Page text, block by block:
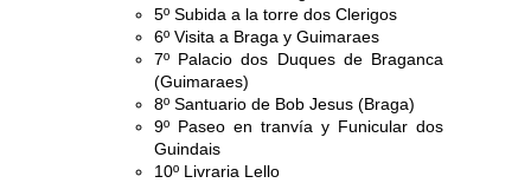
5º Subida a la torre dos Clerigos
6º Visita a Braga y Guimaraes
7º Palacio dos Duques de Braganca
(Guimaraes)
8º Santuario de Bob Jesus (Braga)
9º Paseo en tranvía y Funicular dos
Guindais
10º Livraria Lello